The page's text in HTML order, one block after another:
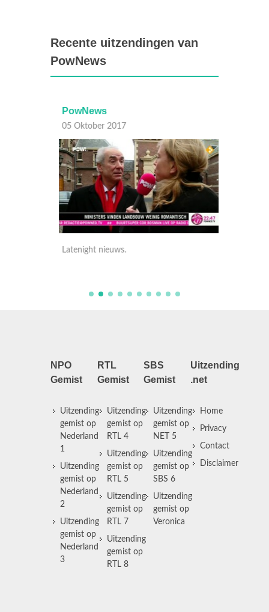
Recente uitzendingen van
PowNews
PowNews
05 Oktober 2017
Latenight nieuws.
NPO
Gemist
Uitzending
gemist op
Nederland
1
Uitzending
gemist op
Nederland
2
Uitzending
gemist op
Nederland
3
RTL
Gemist
Uitzending
gemist op
RTL 4
Uitzending
gemist op
RTL 5
Uitzending
gemist op
RTL 7
Uitzending
gemist op
RTL 8
SBS
Gemist
Uitzending
gemist op
NET 5
Uitzending
gemist op
SBS 6
Uitzending
gemist op
Veronica
Uitzending
.net
Home
Privacy
Contact
Disclaimer